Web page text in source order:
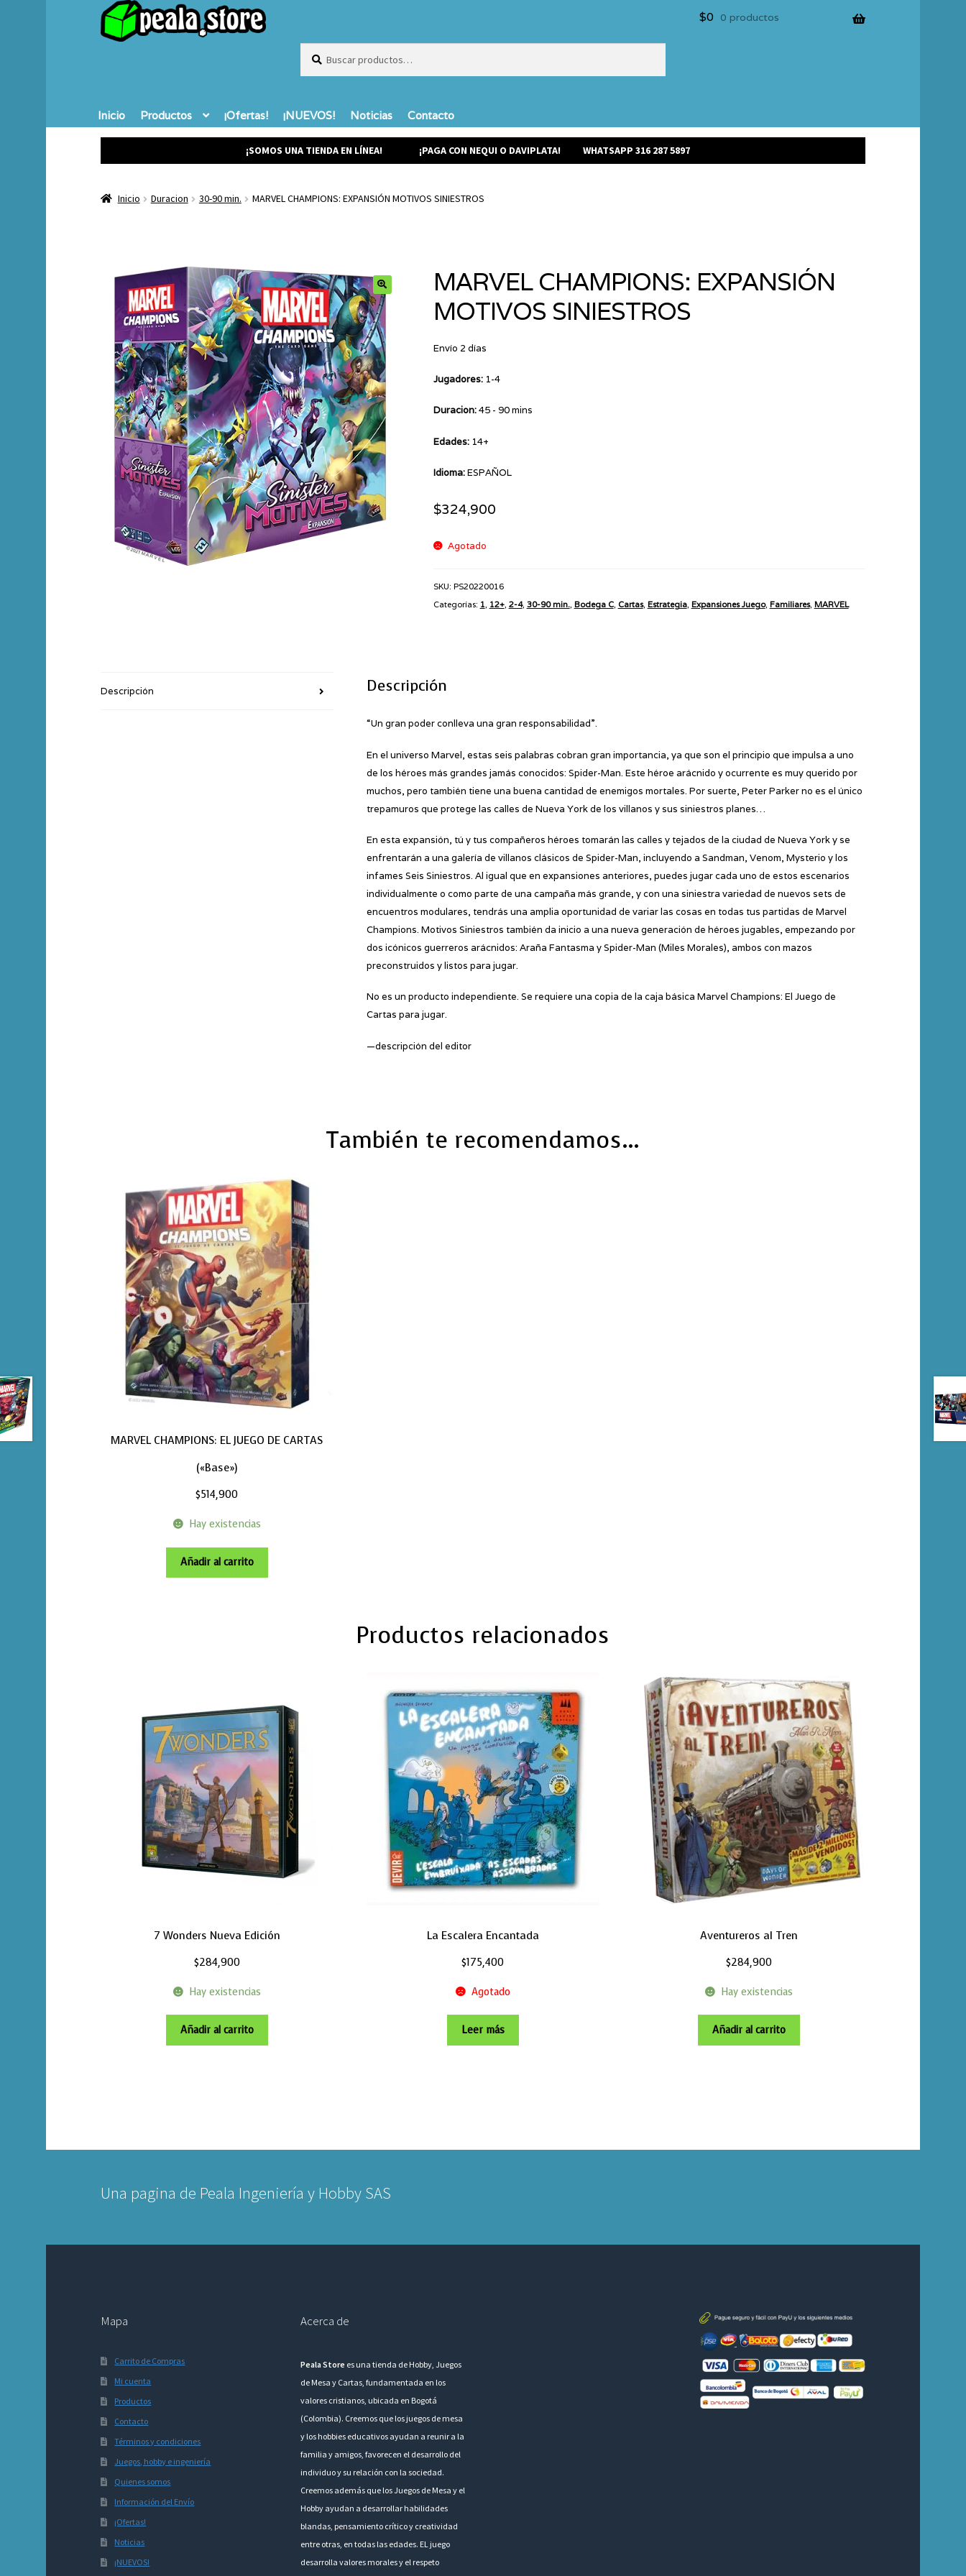
$0 0 productos
Buscar
Inicio Productos ¡Ofertas! ¡NUEVOS! Noticias Contacto
¡SOMOS UNA TIENDA EN LÍNEA! ¡PAGA CON NEQUI O DAVIPLATA! WHATSAPP 316 287 5897
Inicio Duracion 30-90 min. MARVEL CHAMPIONS: EXPANSIÓN MOTIVOS SINIESTROS
MARVEL CHAMPIONS: EXPANSIÓN
MOTIVOS SINIESTROS
Envío 2 días
Jugadores: 1-4
Duracion:45 - 90 mins
Edades: 14+
Idioma:ESPAÑOL
$324,900
Agotado
SKU: PS20220016
Categorías: 1 12+, 2-4, 30-90 min., Bodega C, Cartas, Estrategia, Expansiones Juego, Familiares, MARVEL
Descripción Descripción
“Un gran poder conlleva una gran responsabilidad”.
En el universo Marvel, estas seis palabras cobran gran importancia, ya que son el principio que impulsa a uno
de los héroes más grandes jamás conocidos: Spider-Man. Este héroe arácnido y ocurrente es muy querido por
muchos, pero también tiene una buena cantidad de enemigos mortales. Por suerte, Peter Parker no es el único
trepamuros que protege las calles de Nueva York de los villanos y sus siniestros planes…
En esta expansión, tú y tus compañeros héroes tomarán las calles y tejados de la ciudad de Nueva York y se
enfrentarán a una galería de villanos clásicos de Spider-Man, incluyendo a Sandman, Venom, Mysterio y los
infames Seis Siniestros. Al igual que en expansiones anteriores, puedes jugar cada uno de estos escenarios
individualmente o como parte de una campaña más grande, y con una siniestra variedad de nuevos sets de
encuentros modulares, tendrás una amplia oportunidad de variar las cosas en todas tus partidas de Marvel
Champions. Motivos Siniestros también da inicio a una nueva generación de héroes jugables, empezando por
dos icónicos guerreros arácnidos: Araña Fantasma y Spider-Man (Miles Morales), ambos con mazos
preconstruidos y listos para jugar.
No es un producto independiente. Se requiere una copia de la caja básica Marvel Champions: El Juego de
Cartas para jugar.
—descripción del editor
También te recomendamos…
MARVEL CHAMPIONS: EL JUEGO DE CARTAS
(«Base»)
$514,900
Hay existencias
Añadir al carrito
Productos relacionados
7 Wonders Nueva Edición
$284,900
Hay existencias
Añadir al carrito
La Escalera Encantada
$175,400
Agotado
Leer más
Aventureros al Tren
$284,900
Hay existencias
Añadir al carrito
Una pagina de Peala Ingeniería y Hobby SAS
Mapa
Carrito de Compras
Mi cuenta
Productos
Contacto
Términos y condiciones
Juegos, hobby e ingeniería
Quienes somos
Información del Envío
¡Ofertas!
Noticias
¡NUEVOS!
Acerca de
Peala Store es una tienda de Hobby, Juegos
de Mesa y Cartas, fundamentada en los
valores cristianos, ubicada en Bogotá
(Colombia). Creemos que los juegos de mesa
y los hobbies educativos ayudan a reunir a la
familia y amigos, favorecen el desarrollo del
individuo y su relación con la sociedad.
Creemos además que los Juegos de Mesa y el
Hobby ayudan a desarrollar habilidades
blandas, pensamiento crítico y creatividad
entre otras, en todas las edades. EL juego
desarrolla valores morales y el respeto